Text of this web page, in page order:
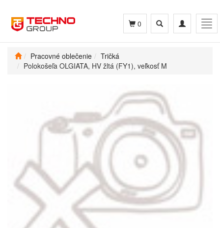
Toggle
navigation
Toggle
search
0
Pracovné oblečenie
Tričká
Polokošeľa OLGIATA, HV žltá (FY1), veľkosť M